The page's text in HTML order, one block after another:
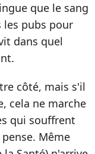
que le sang
les pubs pour
dans quel
côté, mais s'il
cela ne marche
qui souffrent
Même